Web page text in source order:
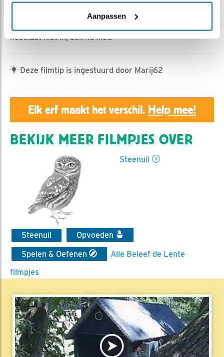
Aanpassen
Wat geschreeuw en alle vier de leden van het
nestkast niet in, ook nu niet.
Deze filmtip is ingestuurd door Marij62
Elk erf maakt het verschil. Help mee!
BEKIJK MEER FILMPJES OVER
Steenuil
Steenuil
Opvoeden
Spelen & Oefenen
Alle Beleef de Lente
filmpjes